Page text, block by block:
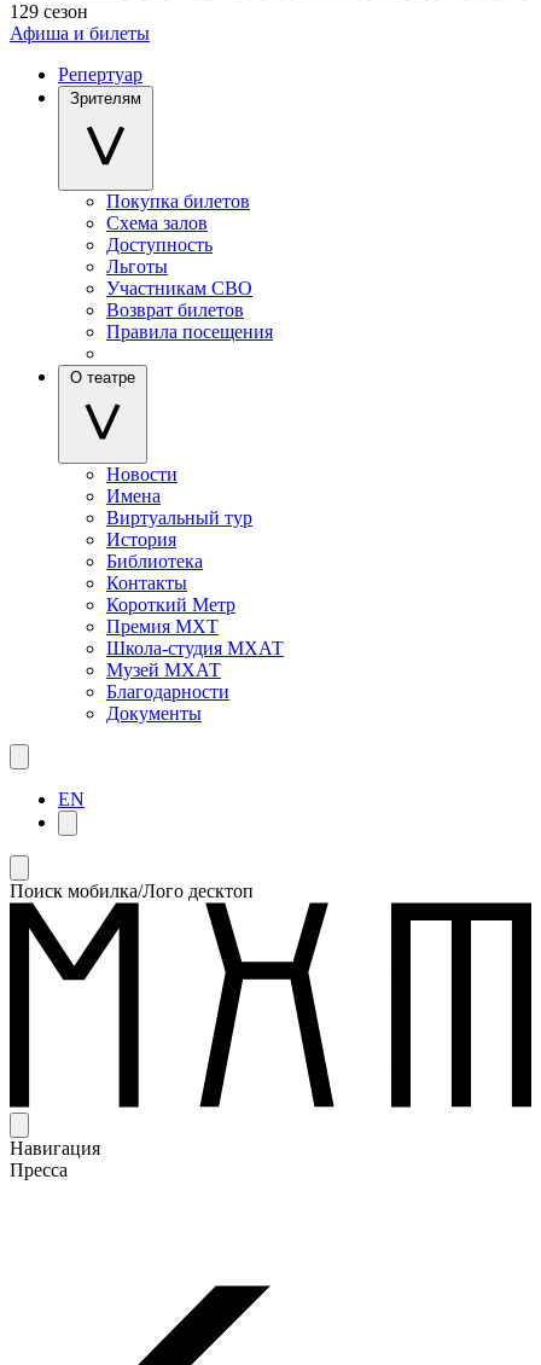
129 сезон
Афиша и билеты
Репертуар
Зрителям
Покупка билетов
Схема залов
Доступность
Льготы
Участникам СВО
Возврат билетов
Правила посещения
О театре
Новости
Имена
Виртуальный тур
История
Библиотека
Контакты
Короткий Метр
Премия МХТ
Школа-студия МХАТ
Музей МХАТ
Благодарности
Документы
EN
Поиск мобилка/Лого десктоп
Навигация
Пресса